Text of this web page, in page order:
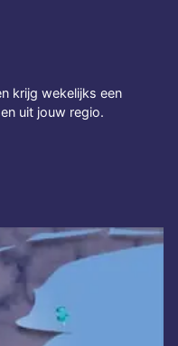
krijg wekelijks een
uit jouw regio.